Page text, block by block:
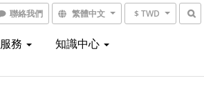
聯絡我們 繁體中文 $ TWD
務 知識中心